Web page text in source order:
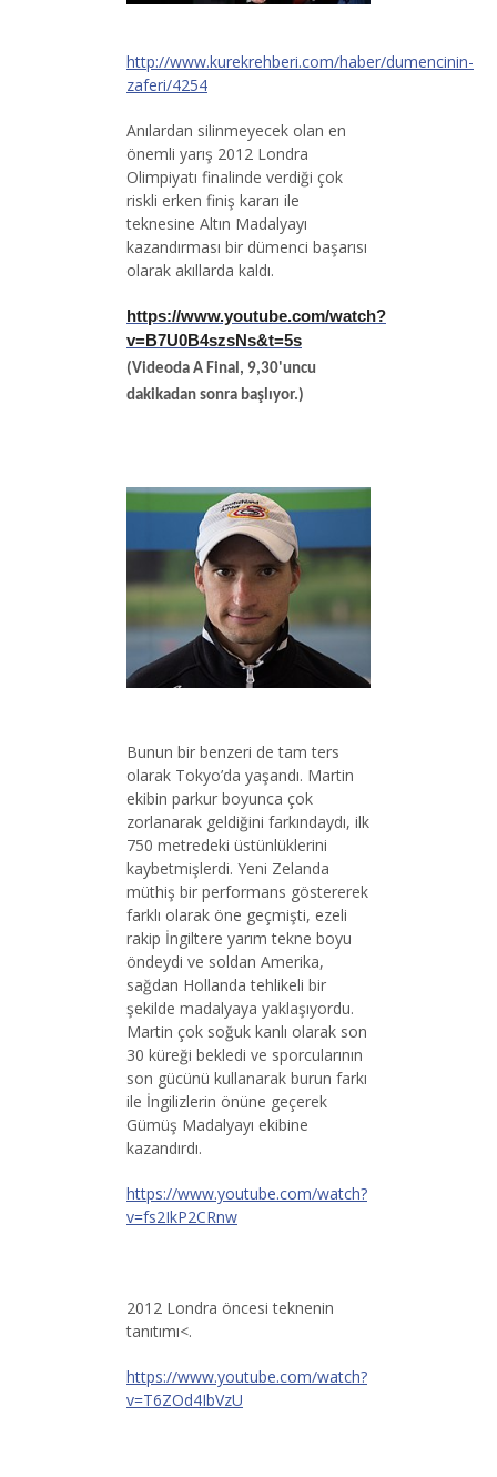
http://www.kurekrehberi.com/haber/dumencinin-
zaferi/4254
Anılardan silinmeyecek olan en
önemli yarış 2012 Londra
Olimpiyatı finalinde verdiği çok
riskli erken finiş kararı ile
teknesine Altın Madalyayı
kazandırması bir dümenci başarısı
olarak akıllarda kaldı.
https://www.youtube.com/watch?
v=B7U0B4szsNs&t=5s
(Videoda A Final, 9,30'uncu
dakikadan sonra başlıyor.)
Bunun bir benzeri de tam ters
olarak Tokyo’da yaşandı. Martin
ekibin parkur boyunca çok
zorlanarak geldiğini farkındaydı, ilk
750 metredeki üstünlüklerini
kaybetmişlerdi. Yeni Zelanda
müthiş bir performans göstererek
farklı olarak öne geçmişti, ezeli
rakip İngiltere yarım tekne boyu
öndeydi ve soldan Amerika,
sağdan Hollanda tehlikeli bir
şekilde madalyaya yaklaşıyordu.
Martin çok soğuk kanlı olarak son
30 küreği bekledi ve sporcularının
son gücünü kullanarak burun farkı
ile İngilizlerin önüne geçerek
Gümüş Madalyayı ekibine
kazandırdı.
https://www.youtube.com/watch?
v=fs2IkP2CRnw
2012 Londra öncesi teknenin
tanıtımı<.
https://www.youtube.com/watch?
v=T6ZOd4IbVzU